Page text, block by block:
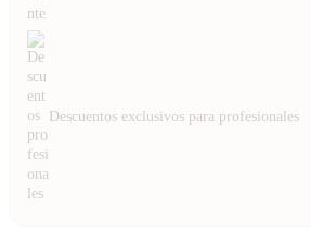
Descuentos exclusivos para profesionales